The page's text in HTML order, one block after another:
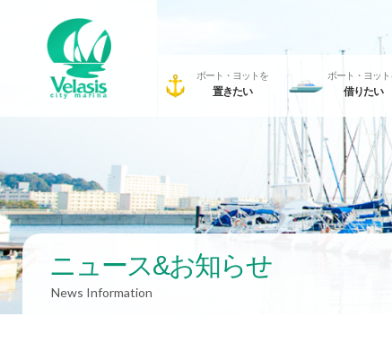
ボート・ヨットを
置きたい
ボート・ヨット
借りたい
ニュース&お知らせ
News Information